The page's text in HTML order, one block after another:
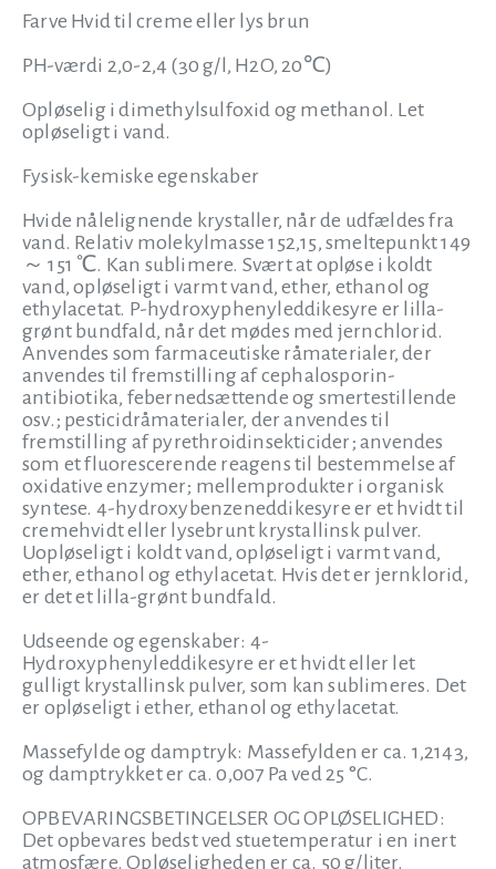
Farve Hvid til creme eller lys brun
PH-værdi 2,0-2,4 (30 g/l, H2O, 20℃)
Opløselig i dimethylsulfoxid og methanol. Let
opløseligt i vand.
Fysisk-kemiske egenskaber
Hvide nålelignende krystaller, når de udfældes fra
vand. Relativ molekylmasse 152,15, smeltepunkt 149
～ 151 ℃. Kan sublimere. Svært at opløse i koldt
vand, opløseligt i varmt vand, ether, ethanol og
ethylacetat. P-hydroxyphenyleddikesyre er lilla-
grønt bundfald, når det mødes med jernchlorid.
Anvendes som farmaceutiske råmaterialer, der
anvendes til fremstilling af cephalosporin-
antibiotika, febernedsættende og smertestillende
osv.; pesticidråmaterialer, der anvendes til
fremstilling af pyrethroidinsekticider; anvendes
som et fluorescerende reagens til bestemmelse af
oxidative enzymer; mellemprodukter i organisk
syntese. 4-hydroxybenzeneddikesyre er et hvidt til
cremehvidt eller lysebrunt krystallinsk pulver.
Uopløseligt i koldt vand, opløseligt i varmt vand,
ether, ethanol og ethylacetat. Hvis det er jernklorid,
er det et lilla-grønt bundfald.
Udseende og egenskaber: 4-
Hydroxyphenyleddikesyre er et hvidt eller let
gulligt krystallinsk pulver, som kan sublimeres. Det
er opløseligt i ether, ethanol og ethylacetat.
Massefylde og damptryk: Massefylden er ca. 1,2143,
og damptrykket er ca. 0,007 Pa ved 25 °C.
OPBEVARINGSBETINGELSER OG OPLØSELIGHED:
Det opbevares bedst ved stuetemperatur i en inert
atmosfære. Opløseligheden er ca. 50 g/liter.